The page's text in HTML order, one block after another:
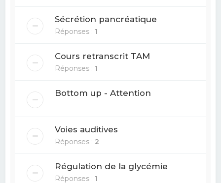
Sécrétion pancréatique
Réponses : 1
Cours retranscrit TAM
Réponses : 1
Bottom up - Attention
Voies auditives
Réponses : 2
Régulation de la glycémie
Réponses : 1